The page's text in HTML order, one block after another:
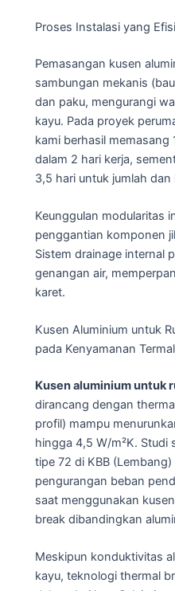
Proses Instalasi yang
Pemasangan kusen
sambungan mekanis
dan paku, mengurangi
kayu. Pada proyek
kami berhasil memasang
dalam 2 hari kerja,
3,5 hari untuk jumlah
Keunggulan modularitas
penggantian komponen
Sistem drainage internal
genangan air,
karet.
Kusen Aluminium untuk
pada Kenyamanan Termal
Kusen aluminium untuk
dirancang dengan
profil) mampu
hingga 4,5 W/m²K. Studi
tipe 72 di KBB
pengurangan beban
saat menggunakan
break dibandingkan
Meskipun konduktivitas
kayu, teknologi thermal